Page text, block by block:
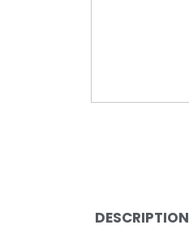
DESCRIPTION